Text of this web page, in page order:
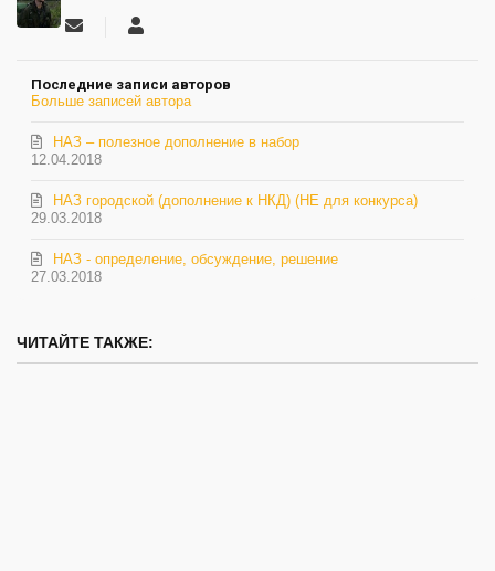
Подписаться
автора
Евгений
Последние записи авторов
Больше записей автора
12.04.2018
НАЗ – полезное дополнение в набор
29.03.2018
НАЗ городской (дополнение к НКД) (НЕ для конкурса)
27.03.2018
НАЗ - определение, обсуждение, решение
ЧИТАЙТЕ ТАКЖЕ: